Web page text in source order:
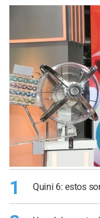
1 Quini 6: estos